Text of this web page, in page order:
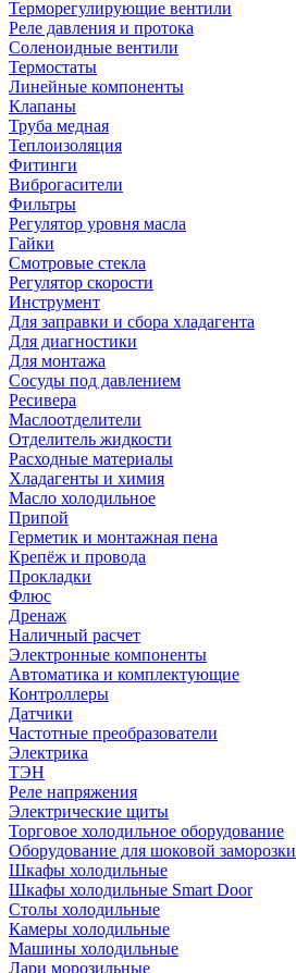
Терморегулирующие вентили
Реле давления и протока
Соленоидные вентили
Термостаты
Линейные компоненты
Клапаны
Труба медная
Теплоизоляция
Фитинги
Виброгасители
Фильтры
Регулятор уровня масла
Гайки
Смотровые стекла
Регулятор скорости
Инструмент
Для заправки и сбора хладагента
Для диагностики
Для монтажа
Сосуды под давлением
Ресивера
Маслоотделители
Отделитель жидкости
Расходные материалы
Хладагенты и химия
Масло холодильное
Припой
Герметик и монтажная пена
Крепёж и провода
Прокладки
Флюс
Дренаж
Наличный расчет
Электронные компоненты
Автоматика и комплектующие
Контроллеры
Датчики
Частотные преобразователи
Электрика
ТЭН
Реле напряжения
Электрические щиты
Торговое холодильное оборудование
Оборудование для шоковой заморозки
Шкафы холодильные
Шкафы холодильные Smart Door
Столы холодильные
Камеры холодильные
Машины холодильные
Лари морозильные